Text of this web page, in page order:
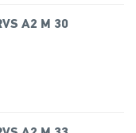
A2 M 30